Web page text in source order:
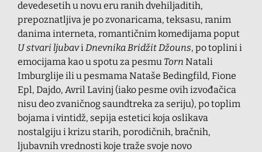
devedesetih u novu eru ranih dvehiljaditih,
prepoznatljiva je po zvonaricama, teksasu, ranim
danima interneta, romantičnim komedijama poput
U stvari ljubavi Dnevnika Bridžit Džouns, po toplini i
emocijama kao u spotu za pesmu Torn Natali
Imburglije ili u pesmama Nataše Bedingfild, Fione
Epl, Dajdo, Avril Lavinj (iako pesme ovih izvođačica
nisu deo zvaničnog saundtreka za seriju), po toplim
bojama i vintidž, sepija estetici koja oslikava
nostalgiju i krizu starih, porodičnih, bračnih,
ljubavnih vrednosti koje traže svoje novo